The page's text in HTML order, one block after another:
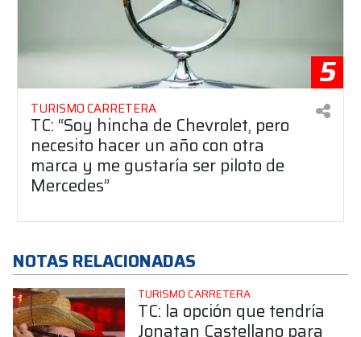
5
TURISMO CARRETERA
TC: “Soy hincha de Chevrolet, pero
necesito hacer un año con otra
marca y me gustaría ser piloto de
Mercedes”
NOTAS RELACIONADAS
TURISMO CARRETERA
TC: la opción que tendría
Jonatan Castellano para